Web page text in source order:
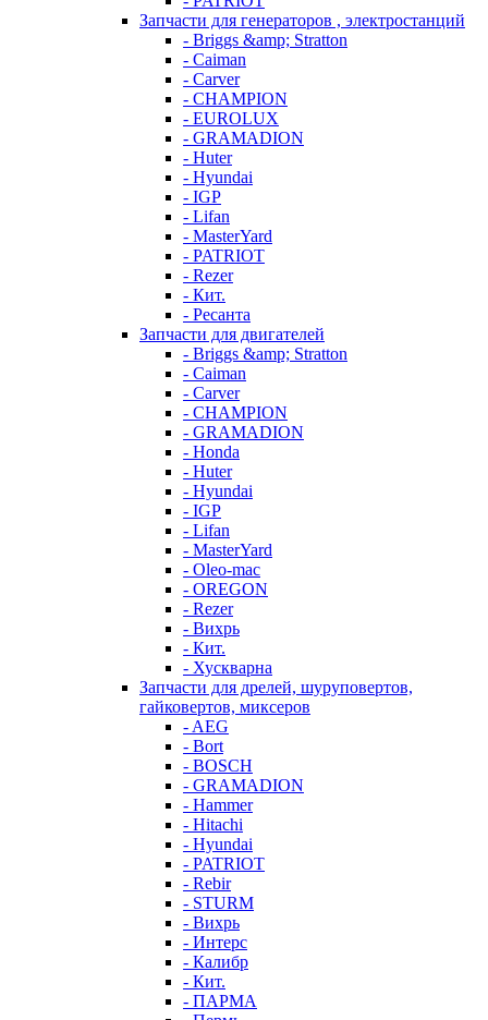
Запчасти для генераторов , электростанций
- Briggs &amp; Stratton
- Caiman
- Carver
- CHAMPION
- EUROLUX
- GRAMADION
- Huter
- Hyundai
- IGP
- Lifan
- MasterYard
- PATRIOT
- Rezer
- Кит.
- Ресанта
Запчасти для двигателей
- Briggs &amp; Stratton
- Caiman
- Carver
- CHAMPION
- GRAMADION
- Honda
- Huter
- Hyundai
- IGP
- Lifan
- MasterYard
- Oleo-mac
- OREGON
- Rezer
- Вихрь
- Кит.
- Хускварна
Запчасти для дрелей, шуруповертов,
гайковертов, миксеров
- AEG
- Bort
- BOSCH
- GRAMADION
- Hammer
- Hitachi
- Hyundai
- PATRIOT
- Rebir
- STURM
- Вихрь
- Интерс
- Калибр
- Кит.
- ПАРМА